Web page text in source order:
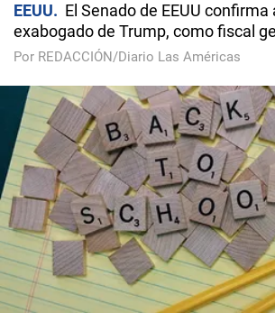
EEUU
El Senado de EEUU confirma
exabogado de Trump, como fiscal
Por REDACCIÓN/Diario Las Américas